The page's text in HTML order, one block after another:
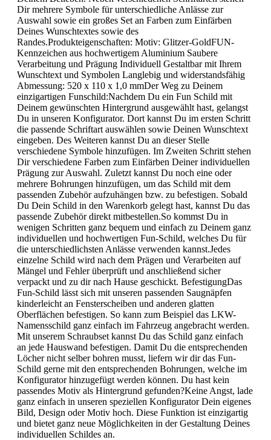
Dir mehrere Symbole für unterschiedliche Anlässe zur
Auswahl sowie ein großes Set an Farben zum Einfärben
Deines Wunschtextes sowie des
Randes.Produkteigenschaften: Motiv: Glitzer-GoldFUN-
Kennzeichen aus hochwertigem Aluminium Saubere
Verarbeitung und Prägung Individuell Gestaltbar mit Ihrem
Wunschtext und Symbolen Langlebig und widerstandsfähig
Abmessung: 520 x 110 x 1,0 mmDer Weg zu Deinem
einzigartigen Funschild:Nachdem Du ein Fun Schild mit
Deinem gewünschten Hintergrund ausgewählt hast, gelangst
Du in unseren Konfigurator. Dort kannst Du im ersten Schritt
die passende Schriftart auswählen sowie Deinen Wunschtext
eingeben. Des Weiteren kannst Du an dieser Stelle
verschiedene Symbole hinzufügen. Im Zweiten Schritt stehen
Dir verschiedene Farben zum Einfärben Deiner individuellen
Prägung zur Auswahl. Zuletzt kannst Du noch eine oder
mehrere Bohrungen hinzufügen, um das Schild mit dem
passenden Zubehör aufzuhängen bzw. zu befestigen. Sobald
Du Dein Schild in den Warenkorb gelegt hast, kannst Du das
passende Zubehör direkt mitbestellen.So kommst Du in
wenigen Schritten ganz bequem und einfach zu Deinem ganz
individuellen und hochwertigen Fun-Schild, welches Du für
die unterschiedlichsten Anlässe verwenden kannst.Jedes
einzelne Schild wird nach dem Prägen und Verarbeiten auf
Mängel und Fehler überprüft und anschließend sicher
verpackt und zu dir nach Hause geschickt. BefestigungDas
Fun-Schild lässt sich mit unseren passenden Saugnäpfen
kinderleicht an Fensterscheiben und anderen glatten
Oberflächen befestigen. So kann zum Beispiel das LKW-
Namensschild ganz einfach im Fahrzeug angebracht werden.
Mit unserem Schraubset kannst Du das Schild ganz einfach
an jede Hauswand befestigen. Damit Du die entsprechenden
Löcher nicht selber bohren musst, liefern wir dir das Fun-
Schild gerne mit den entsprechenden Bohrungen, welche im
Konfigurator hinzugefügt werden können. Du hast kein
passendes Motiv als Hintergrund gefunden?Keine Angst, lade
ganz einfach in unseren speziellen Konfigurator Dein eigenes
Bild, Design oder Motiv hoch. Diese Funktion ist einzigartig
und bietet ganz neue Möglichkeiten in der Gestaltung Deines
individuellen Schildes an.